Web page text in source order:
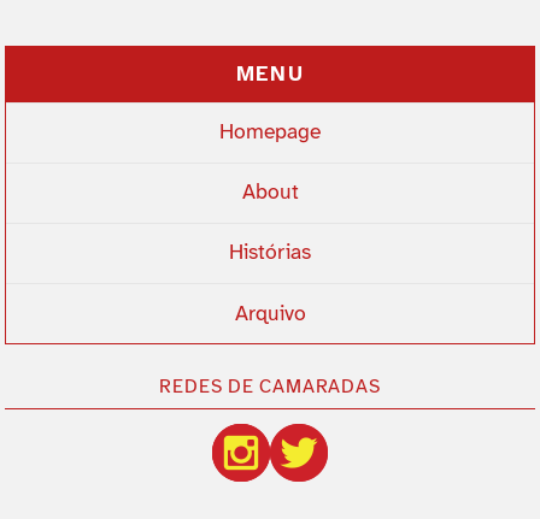
MENU
Homepage
About
Histórias
Arquivo
REDES DE CAMARADAS